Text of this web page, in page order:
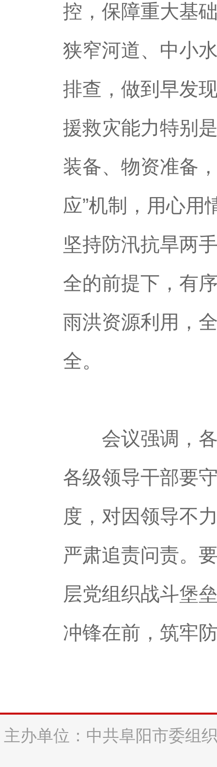
控，保障重大基
狭窄河道、中小
排查，做到早发
援救灾能力特别
装备、物资准备
应”机制，用心用
坚持防汛抗旱两
全的前提下，有
雨洪资源利用，
全。
会议强调，各
各级领导干部要
度，对因领导不
严肃追责问责。
层党组织战斗堡
冲锋在前，筑牢
主办单位：中共阜阳市委组